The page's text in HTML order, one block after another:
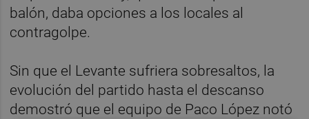
balón, daba opciones a los locales al
contragolpe.
Sin que el Levante sufriera sobresaltos, la
evolución del partido hasta el descanso
demostró que el equipo de Paco López notó